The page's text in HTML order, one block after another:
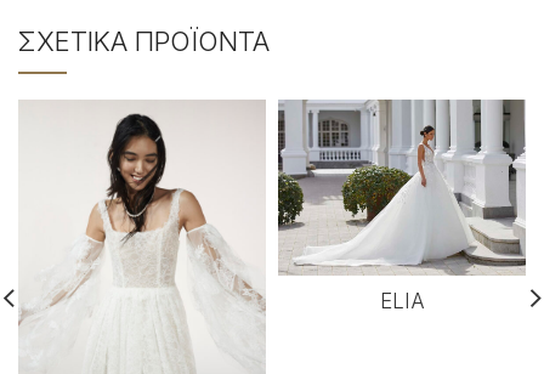
ΣΧΕΤΙΚΆ ΠΡΟΪΌΝΤΑ
ELIA